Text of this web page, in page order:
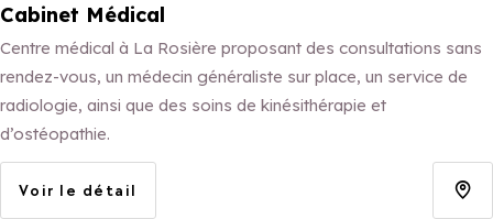
Cabinet Médical
Centre médical à La Rosière proposant des consultations sans
rendez-vous, un médecin généraliste sur place, un service de
radiologie, ainsi que des soins de kinésithérapie et
d’ostéopathie.
Voir le détail